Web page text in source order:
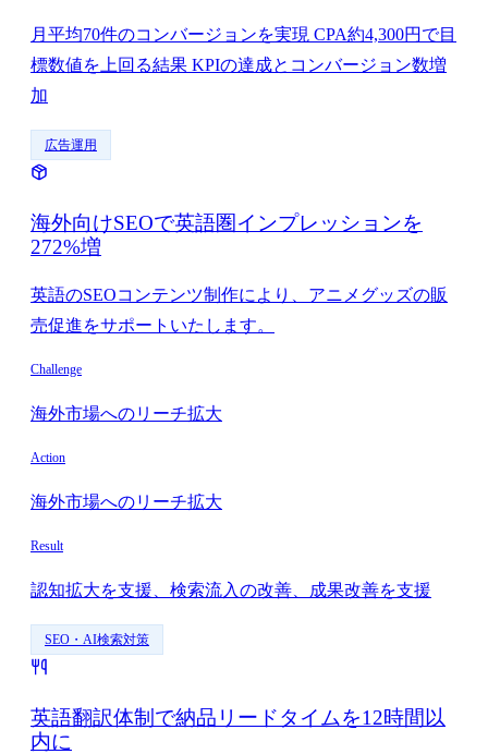
月平均70件のコンバージョンを実現 CPA約4,300円で目
標数値を上回る結果 KPIの達成とコンバージョン数増
加
広告運用
海外向けSEOで英語圏インプレッションを
272%増
英語のSEOコンテンツ制作により、アニメグッズの販
売促進をサポートいたします。
Challenge
海外市場へのリーチ拡大
Action
海外市場へのリーチ拡大
Result
認知拡大を支援、検索流入の改善、成果改善を支援
SEO・AI検索対策
英語翻訳体制で納品リードタイムを12時間以
内に